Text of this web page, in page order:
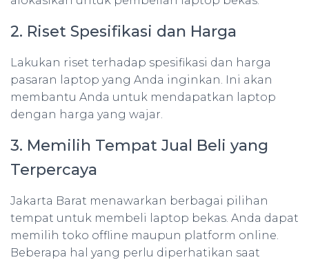
2. Riset Spesifikasi dan Harga
Lakukan riset terhadap spesifikasi dan harga
pasaran laptop yang Anda inginkan. Ini akan
membantu Anda untuk mendapatkan laptop
dengan harga yang wajar.
3. Memilih Tempat Jual Beli yang
Terpercaya
Jakarta Barat menawarkan berbagai pilihan
tempat untuk membeli laptop bekas. Anda dapat
memilih toko offline maupun platform online.
Beberapa hal yang perlu diperhatikan saat